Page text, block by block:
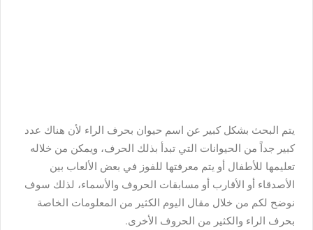
يتم البحث بشكل كبير عن اسم حيوان بحرف الراء لأن هناك عدد
كبير جداً من الحيوانات التي تبدأ بذلك الحرف، ويمكن من خلاله
تعليمها للأطفال أو يتم معرفتها للفوز في بعض الألعاب بين
الأصدقاء أو الأقارب أو مسابقات الحروف والأسماء، لذلك سوف
نوضح لكم من خلال مقال اليوم الكثير من المعلومات الخاصة
بحرف الراء والكثير من الحروف الأخرى.